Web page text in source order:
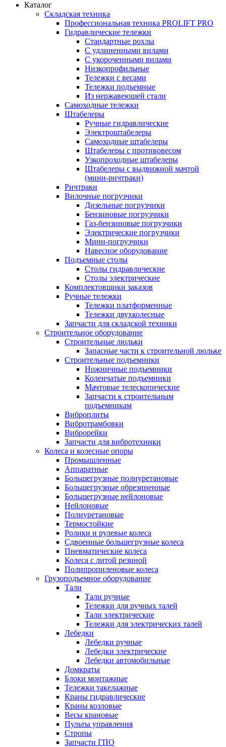
Каталог
Складская техника
Профессиональная техника PROLIFT PRO
Гидравлические тележки
Стандартные рохлы
С удлиненными вилами
С укороченными вилами
Низкопрофильные
Тележки с весами
Тележки подъемные
Из нержавеющей стали
Самоходные тележки
Штабелеры
Ручные гидравлические
Электроштабелеры
Самоходные штабелеры
Штабелеры с противовесом
Узкопроходные штабелеры
Штабелеры с выдвижной мачтой
(мини-ричтраки)
Ричтраки
Вилочные погрузчики
Дизельные погрузчики
Бензиновые погрузчики
Газ-бензиновые погрузчики
Электрические погрузчики
Мини-погрузчики
Навесное оборудование
Подъемные столы
Столы гидравлические
Столы электрические
Комплектовщики заказов
Ручные тележки
Тележки платформенные
Тележки двухколесные
Запчасти для складской техники
Строительное оборудование
Строительные люльки
Запасные части к строительной люльке
Строительные подъемники
Ножничные подъемники
Коленчатые подъемники
Мачтовые телескопические
Запчасти к строительным
подъемникам
Виброплиты
Вибротрамбовки
Виброрейки
Запчасти для вибротехники
Колеса и колесные опоры
Промышленные
Аппаратные
Большегрузные полиуретановые
Большегрузные обрезиненные
Большегрузные нейлоновые
Нейлоновые
Полиуретановые
Термостойкие
Ролики и рулевые колеса
Сдвоенные большегрузные колеса
Пневматические колеса
Колеса с литой резиной
Полипропиленовые колеса
Грузоподъемное оборудование
Тали
Тали ручные
Тележки для ручных талей
Тали электрические
Тележки для электрических талей
Лебедки
Лебедки ручные
Лебедки электрические
Лебедки автомобильные
Домкраты
Блоки монтажные
Тележки такелажные
Краны гидравлические
Краны козловые
Весы крановые
Пульты управления
Стропы
Запчасти ГПО